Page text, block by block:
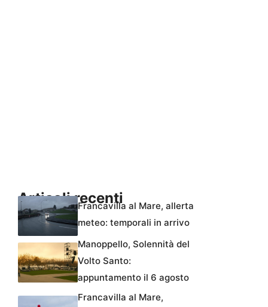
Articoli recentiFrancavilla al Mare, allerta
meteo: temporali in arrivo
Manoppello, Solennità del
Volto Santo:
appuntamento il 6 agosto
Francavilla al Mare,